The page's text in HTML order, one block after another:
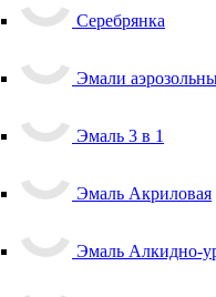
Серебрянка
Эмали
Эмаль 3 в 1
Эмаль Акриловая
Эмаль Алкидно-